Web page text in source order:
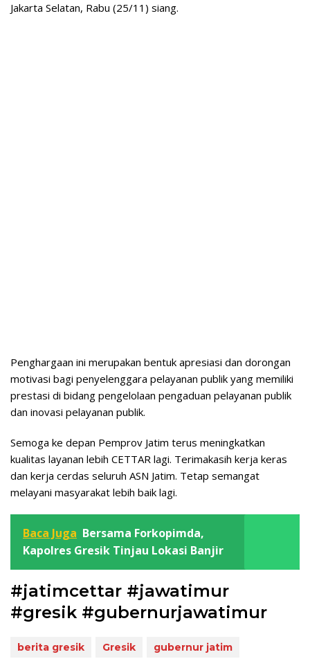
Jakarta Selatan, Rabu (25/11) siang.
Penghargaan ini merupakan bentuk apresiasi dan dorongan
motivasi bagi penyelenggara pelayanan publik yang memiliki
prestasi di bidang pengelolaan pengaduan pelayanan publik
dan inovasi pelayanan publik.
Semoga ke depan Pemprov Jatim terus meningkatkan
kualitas layanan lebih CETTAR lagi. Terimakasih kerja keras
dan kerja cerdas seluruh ASN Jatim. Tetap semangat
melayani masyarakat lebih baik lagi.
Baca Juga Bersama Forkopimda,
Kapolres Gresik Tinjau Lokasi Banjir
#jatimcettar #jawatimur
#gresik #gubernurjawatimur
berita gresik Gresik
gubernur jatim